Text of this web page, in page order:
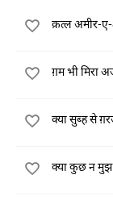
क़त्ल अमीर-ए-
ग़म भी मिरा
क्या सुब्ह से
क्या कुछ न मुझ